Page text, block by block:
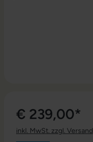
€ 239,00*
inkl. MwSt. zzgl. Versand